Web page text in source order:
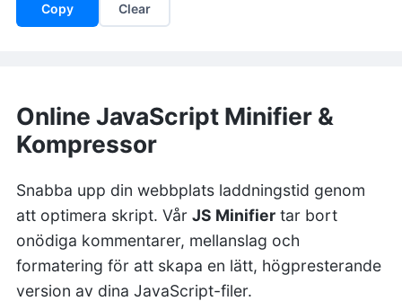
Copy Clear
Online JavaScript Minifier &
Kompressor
Snabba upp din webbplats laddningstid genom
att optimera skript. Vår JS Minifiertar bort
onödiga kommentarer, mellanslag och
formatering för att skapa en lätt, högpresterande
version av dina JavaScript-filer.